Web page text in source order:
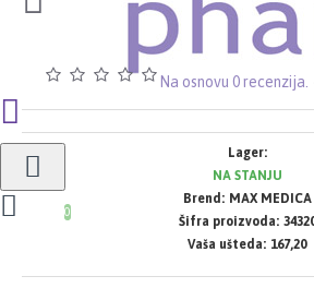
0
Na osnovu 0 recenzija.
Lager:
NA STANJU
Brend: MAX MEDICA
Šifra proizvoda:
Vaša ušteda: 167,20